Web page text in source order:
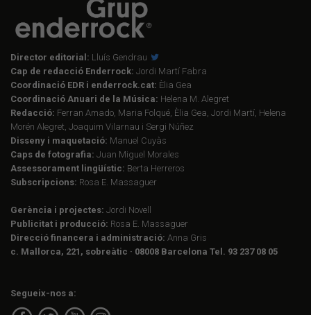
Director editorial: Lluís Gendrau
Cap de redacció Enderrock: Jordi Martí Fabra
Coordinació EDR i enderrock.cat: Èlia Gea
Coordinació Anuari de la Música: Helena M. Alegret
Redacció: Ferran Amado, Maria Folqué, Èlia Gea, Jordi Martí, Helena
Morén Alegret, Joaquim Vilarnau i Sergi Núñez
Disseny i maquetació: Manuel Cuyàs
Caps de fotografia: Juan Miguel Morales
Assessorament lingüístic: Berta Herreros
Subscripcions: Rosa E. Massaguer
Gerència i projectes: Jordi Novell
Publicitat i producció: Rosa E. Massaguer
Direcció financera i administració: Anna Gris
c. Mallorca, 221, sobreàtic · 08008 Barcelona Tel. 93 237 08 05
Segueix-nos a: